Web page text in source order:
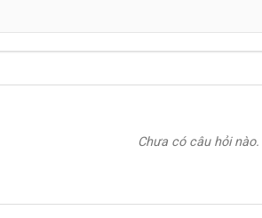
Chưa có câu hỏi nào.